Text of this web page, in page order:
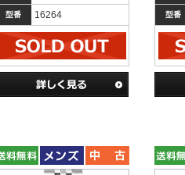
型番 16264 型番